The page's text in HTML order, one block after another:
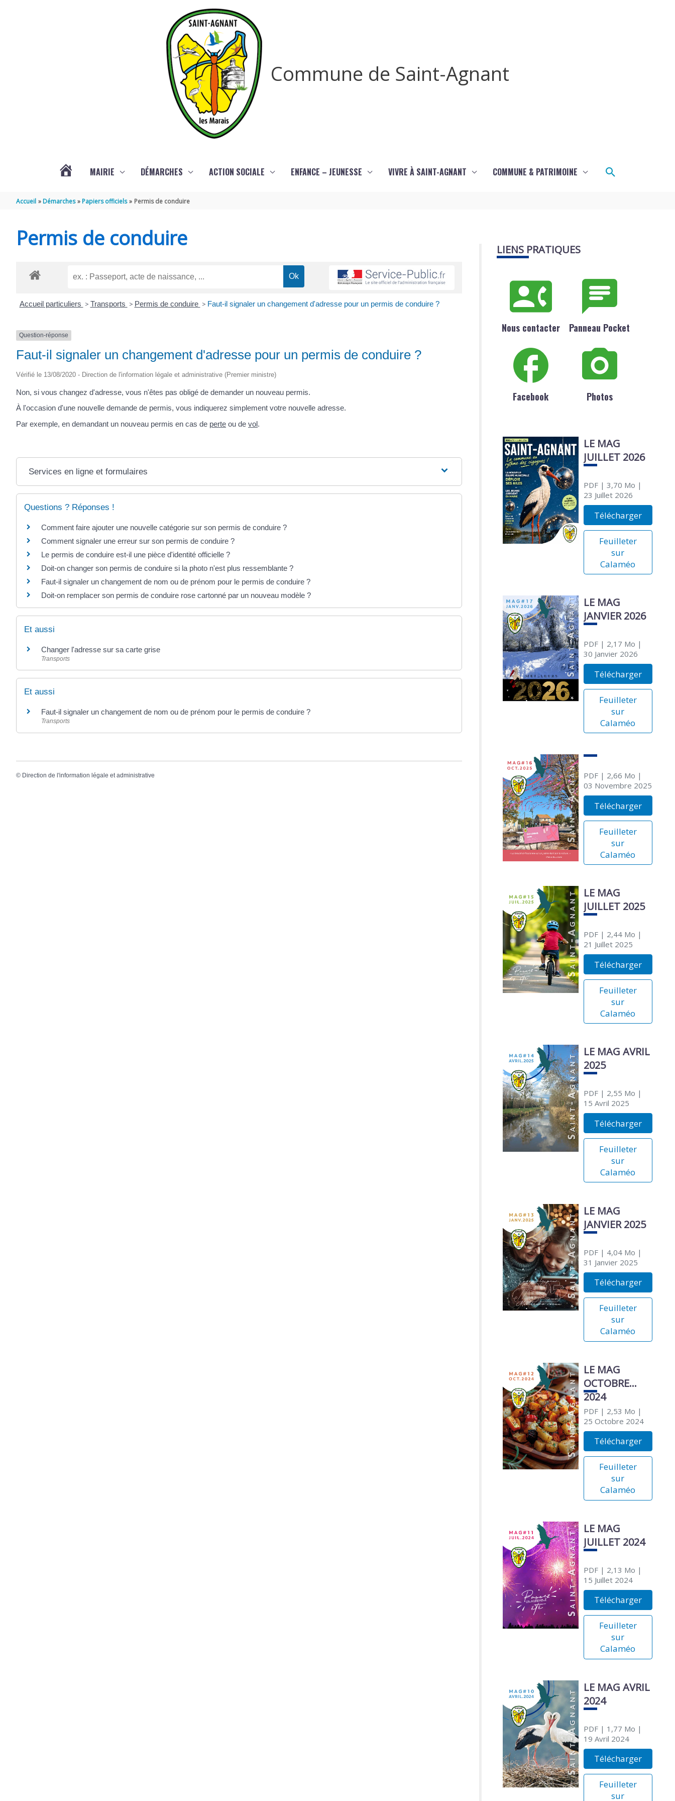
Commune de Saint-Agnant
MAIRIE DÉMARCHES ACTION SOCIALE ENFANCE – JEUNESSE VIVRE À SAINT-AGNANT COMMUNE & PATRIMOINE Rechercher
Accueil Démarches Papiers officiels Permis de conduire
Permis de conduire
Accueil particuliers > Transports > Permis de conduire > Faut-il signaler un changement d'adresse pour un permis de conduire ?
Question-réponse
Faut-il signaler un changement d'adresse pour un permis de conduire ?
Vérifié le 13/08/2020 - Direction de l'information légale et administrative (Premier ministre)
Non, si vous changez d'adresse, vous n'êtes pas obligé de demander un nouveau permis.
À l'occasion d'une nouvelle demande de permis, vous indiquerez simplement votre nouvelle adresse.
Par exemple, en demandant un nouveau permis en cas de perte ou de vol.
Services en ligne et formulaires
Questions ? Réponses !
Comment faire ajouter une nouvelle catégorie sur son permis de conduire ?
Comment signaler une erreur sur son permis de conduire ?
Le permis de conduire est-il une pièce d'identité officielle ?
Doit-on changer son permis de conduire si la photo n'est plus ressemblante ?
Faut-il signaler un changement de nom ou de prénom pour le permis de conduire ?
Doit-on remplacer son permis de conduire rose cartonné par un nouveau modèle ?
Et aussi
Changer l'adresse sur sa carte grise
Transports
Et aussi
Faut-il signaler un changement de nom ou de prénom pour le permis de conduire ?
Transports
© Direction de l'information légale et administrative
LIENS PRATIQUES
Nous contacter Panneau Pocket
Facebook Photos
LE MAG
JUILLET 2026
PDF| 3,70 Mo |
23 Juillet 2026
Télécharger
Feuilleter
sur
Calaméo
LE MAG
JANVIER 2026
PDF| 2,17 Mo |
30 Janvier 2026
Télécharger
Feuilleter
sur
Calaméo
PDF| 2,66 Mo |
03 Novembre 2025
Télécharger
Feuilleter
sur
Calaméo
LE MAG
JUILLET 2025
PDF| 2,44 Mo |
21 Juillet 2025
Télécharger
Feuilleter
sur
Calaméo
LE MAG AVRIL
2025
PDF| 2,55 Mo |
15 Avril 2025
Télécharger
Feuilleter
sur
Calaméo
LE MAG
JANVIER 2025
PDF| 4,04 Mo |
31 Janvier 2025
Télécharger
Feuilleter
sur
Calaméo
LE MAG
OCTOBRE
2024
PDF| 2,53 Mo |
25 Octobre 2024
Télécharger
Feuilleter
sur
Calaméo
LE MAG
JUILLET 2024
PDF| 2,13 Mo |
15 Juillet 2024
Télécharger
Feuilleter
sur
Calaméo
LE MAG AVRIL
2024
PDF| 1,77 Mo |
19 Avril 2024
Télécharger
Feuilleter
sur